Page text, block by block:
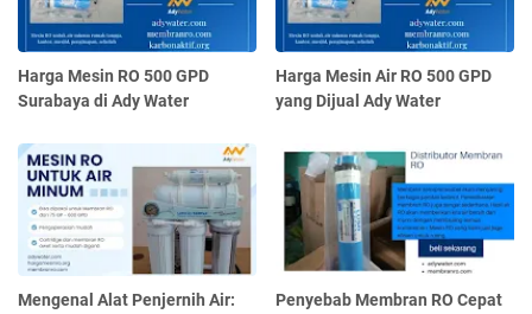
Harga Mesin RO 500 GPD
Surabaya di Ady Water
Harga Mesin Air RO 500 GPD
yang Dijual Ady Water
Mengenal Alat Penjernih Air:
Penyebab Membran RO Cepat